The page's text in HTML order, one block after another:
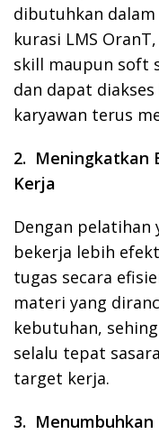
dibutuhkan
kurasi LMS
skill maupun soft
dan dapat
karyawan terus
2. Meningkatkan
Kerja
Dengan pelatihan
bekerja lebih
tugas secara
materi yang
kebutuhan,
selalu tepat
target kerja.
3. Menumbuhkan